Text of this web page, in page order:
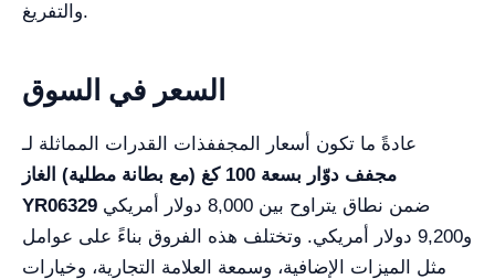
والتفريغ.
السعر في السوق
عادةً ما تكون أسعار المجففذات القدرات المماثلة لـ
مجفف دوّار بسعة 100 كغ (مع بطانة مطلية) الغاز
YR06329
و9,200 دولار أمريكي. وتختلف هذه الفروق بناءً على عوامل
مثل الميزات الإضافية، وسمعة العلامة التجارية، وخيارات